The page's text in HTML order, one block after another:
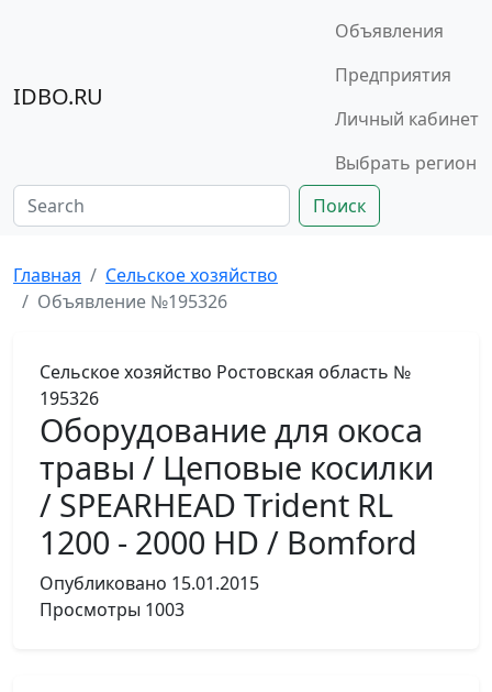
IDBO.RU
Объявления
Предприятия
Личный кабинет
Выбрать регион
Поиск
Главная
Сельское хозяйство
Объявление №195326
Сельское хозяйство Ростовская область №
195326
Оборудование для окоса
травы / Цеповые косилки
/ SPEARHEAD Trident RL
1200 - 2000 HD / Bomford
Опубликовано 15.01.2015
Просмотры 1003